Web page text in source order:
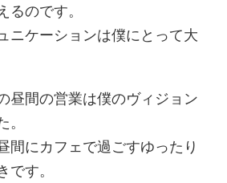
るのです。
ニケーションは僕にとって大
昼間の営業は僕のヴィジョン
間にカフェで過ごすゆったり
です。